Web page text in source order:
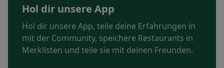
Hol dir unsere App
Hol dir unsere App, teile deine Erfahrungen in
mit der Community, speichere Restaurants in
Merklisten und teile sie mit deinen Freunden.